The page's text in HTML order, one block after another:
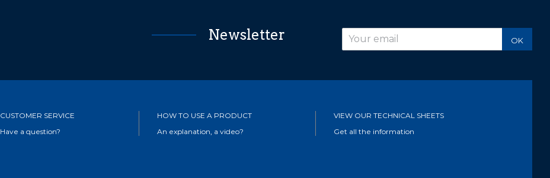
Newsletter OK
CUSTOMER SERVICE
Have a question?
HOW TO USE A PRODUCT
An explanation, a video?
VIEW OUR TECHNICAL SHEETS
Get all the information